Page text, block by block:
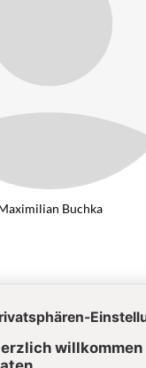
Buchka
Von